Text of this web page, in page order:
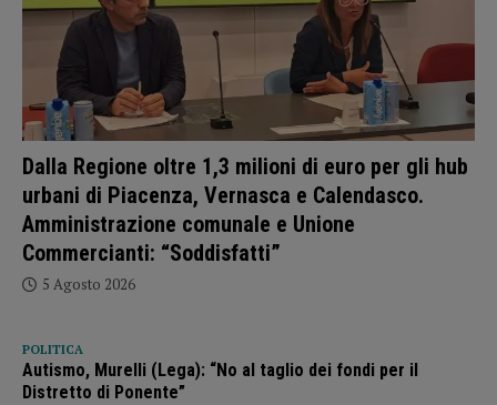
Dalla Regione oltre 1,3 milioni di euro per gli hub
urbani di Piacenza, Vernasca e Calendasco.
Amministrazione comunale e Unione
Commercianti: “Soddisfatti”
5 Agosto 2026
POLITICA
Autismo, Murelli (Lega): “No al taglio dei fondi per il
Distretto di Ponente”